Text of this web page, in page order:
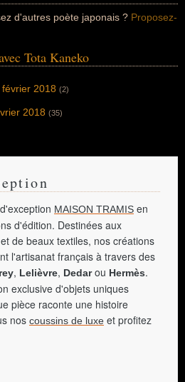
d'autres poète japonais ? Proposez-
Tota Kaneko
2018 (2)
2018 (35)
MAISON TRAMIS en
d'édition. Destinées aux
de beaux textiles, nos créations
l'artisanat français à travers des
, Lelièvre, Dedarou Hermès.
exclusive d'objets uniques
pièce raconte une histoire
nos coussins de luxe et profitez